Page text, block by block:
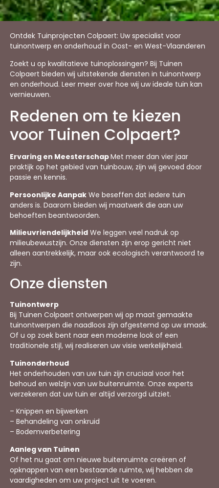
Ontdek Tuinprojecten Colpaert: Uw specialist voor
tuinontwerp en onderhoud in Oost- en West-Vlaanderen
Zoekt u op kwalitatieve tuinoplossingen? Bij Tuinen
Colpaert bieden wij uitstekende diensten in tuinontwerp
en onderhoud. Leer meer over hoe wij uw ideale tuin kan
vernieuwen.
Redenen om te kiezen
voor Tuinen Colpaert?
Ervaring en MeesterschapMet meer dan vier jaar
praktijk op het gebied van tuinbouw, zijn wij gevoed door
passie en kennis.
Persoonlijke Aanpak We beseffen dat iedere tuin
anders is. Daarom bieden wij maatwerk die aan uw
behoeften beantwoorden.
Milieuvriendelijkheid We leggen veel nadruk op
milieubewustzijn. Onze diensten zijn erop gericht niet
alleen aantrekkelijk, maar ook ecologisch verantwoord te
zijn.
Onze diensten
Tuinontwerp
Bij Tuinen Colpaert ontwerpen wij op maat gemaakte
tuinontwerpen die naadloos zijn afgestemd op uw smaak.
Of u op zoek bent naar een moderne look of een
traditionele stijl, wij realiseren uw visie werkelijkheid.
Tuinonderhoud
Het onderhouden van uw tuin zijn cruciaal voor het
behoud en welzijn van uw buitenruimte. Onze experts
verzekeren dat uw tuin er altijd verzorgd uitziet.
– Knippen en bijwerken
– Behandeling van onkruid
– Bodemverbetering
Aanleg van Tuinen
Of het nu gaat om nieuwe buitenruimte creëren of
opknappen van een bestaande ruimte, wij hebben de
vaardigheden om uw project uit te voeren.